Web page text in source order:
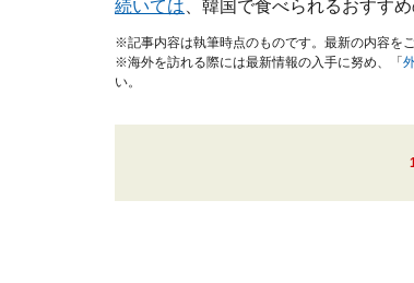
続いては 、韓国で食べられるおすす
※記事内容は執筆時点のものです。最新の内容をご
※海外を訪れる際には最新情報の入手に努め、「
い。